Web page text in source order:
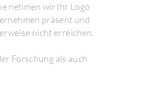
nehmen wir Ihr Logo
präsent und
nicht errei­chen.
Forschung als auch